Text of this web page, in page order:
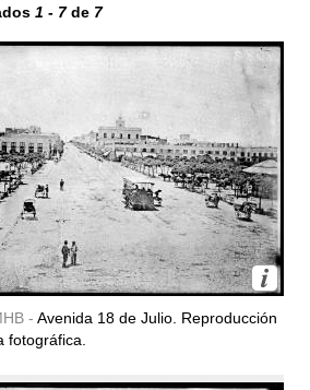
1 - 7de 7
- Avenida 18 de Julio. Reproducción
fotográfica.